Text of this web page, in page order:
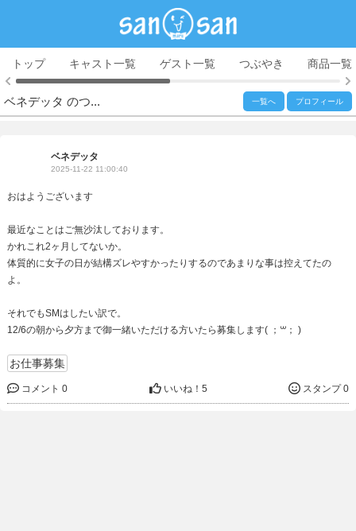
トップ キャスト一覧 ゲスト一覧 つぶやき 商品一覧
ベネデッタ のつ... 一覧へ プロフィール
ベネデッタ
2025-11-22 11:00:40
おはようございます
最近なことはご無沙汰しております。
かれこれ2ヶ月してないか。
体質的に女子の日が結構ズレやすかったりするのであまりな事は控えてたの
よ。
それでもSMはしたい訳で。
12/6の朝から夕方まで御一緒いただける方いたら募集します( ；꒳； )
お仕事募集
コメント 0 いいね！ 5 スタンプ 0